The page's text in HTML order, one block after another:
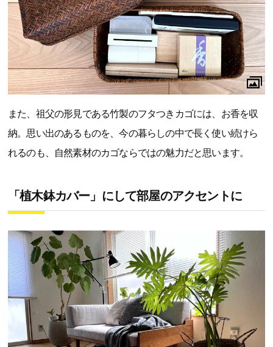
また、祖父の形見である竹製のフタつきカゴには、お香を収
納。思い出のあるものを、今の暮らしの中で長く使い続けら
れるのも、自然素材のカゴならではの魅力だと思います。
「植木鉢カバー」にして部屋のアクセントに